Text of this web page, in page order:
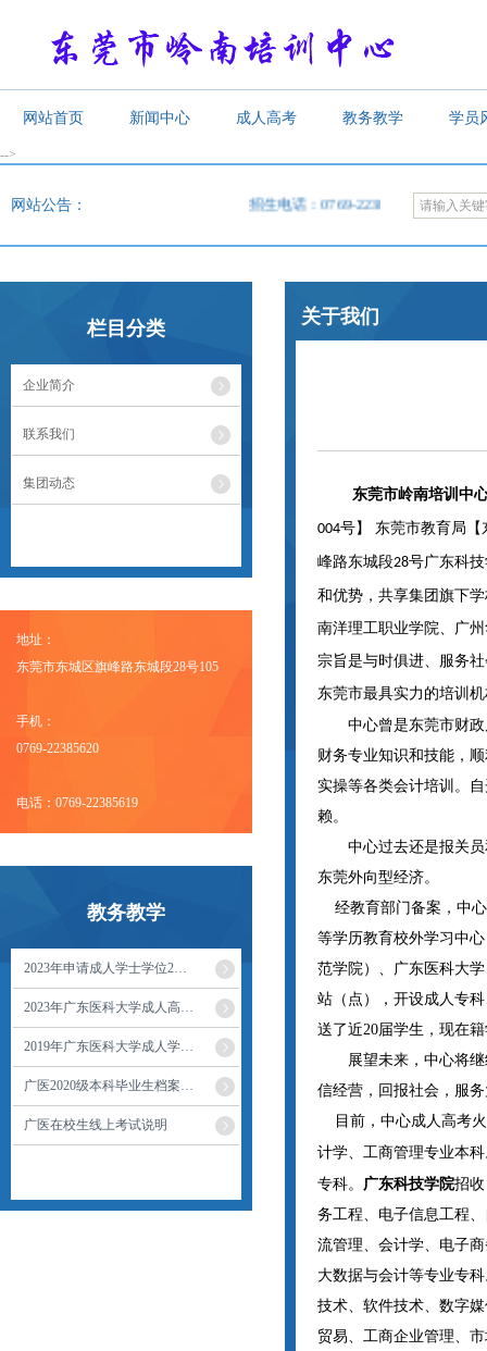
网站首页 新闻中心 成人高考 教务教学 学员
-->
<
网站公告： 招生电话：0769-22385619，
栏目分类
企业简介
联系我们
集团动态
地址：
东莞市东城区旗峰路东城段28号105
手机：
0769-22385620
电话：0769-22385619
教务教学
2023年申请成人学士学位2…
2023年广东医科大学成人高…
2019年广东医科大学成人学…
广医2020级本科毕业生档案…
广医在校生线上考试说明
关于我们
东莞市岭南培训中
004号】 东莞市教育局【
峰路东城段28号广东科
和优势，共享集团旗下
南洋理工职业学院、广
宗旨是与时俱进、服务
东莞市最具实力的培训
中心曾是东莞市财
财务专业知识和技能，
实操等各类会计培训。
赖。
中心过去还是报关
东莞外向型经济。
经教育部门备案，中
等学历教育校外学习中
范学院）、广东医科大
站（点），开设成人专
送了近20届学生，现在
展望未来，中心将
信经营，回报社会 ，服
目前，中心成人高考
计学、工商管理专业本
专科。 广东科技学院招
务工程、电子信息工程
流管理、会计学、电子
大数据与会计等专业专
技术、软件技术、数字
贸易、工商企业管理、